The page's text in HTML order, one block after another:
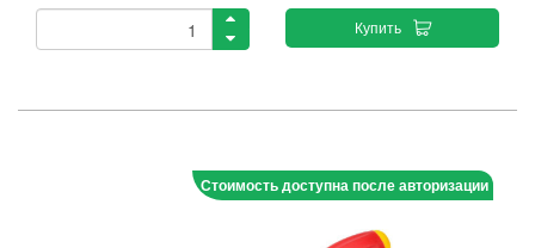
Купить
Стоимость доступна после авторизации